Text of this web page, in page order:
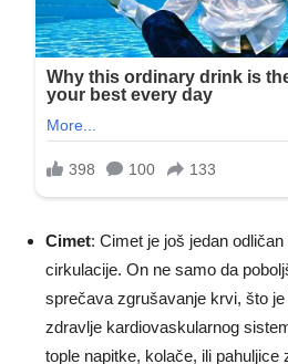
Cimet: Cimet je još jedan
cirkulacije. On ne samo da
sprečava zgrušavanje krvi, što
zdravlje kardiovaskularnog
tople napitke, kolače, ili